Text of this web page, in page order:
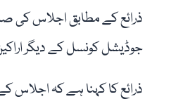
ذرائع کے مطابق اجلاس
جوڈیشل کونسل کے دیگر
ذرائع کا کہنا ہے کہ اجلاس